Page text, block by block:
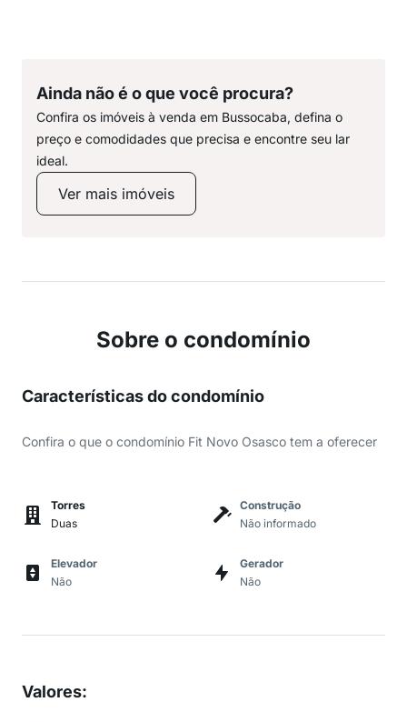
Ainda não é o que você procura?
Confira os imóveis à venda em Bussocaba, defina o
preço e comodidades que precisa e encontre seu lar
ideal.
Ver mais imóveis
Sobre o condomínio
Características do condomínio
Confira o que o condomínio Fit Novo Osasco tem a oferecer
Torres
Duas
Construção
Não informado
Elevador
Não
Gerador
Não
Valores: